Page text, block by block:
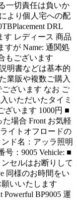
一切責任は負いか
より個人宅への配
DRL
す レディース 商品
すが Name: 通関処
もございます
明書などは基本的
業販や複数ご購入
ざいます なお ご
いただいたタイミ
ざいます 1000円 ■
場合 Front お気軽
イトオフロードの
ド名：アッラ照明
：9005 Vehicle: ■
セルはお断りして
同様のお時間をい
いいたします
BP9005 運